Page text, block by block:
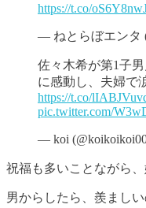
https://t.co/
— ねとらぼエンタ
佐々木希が第1子
に感動し、夫婦で
https://t.co/
pic.twitter.com/
— koi
祝福も多いことながら
男からしたら、羨ましい